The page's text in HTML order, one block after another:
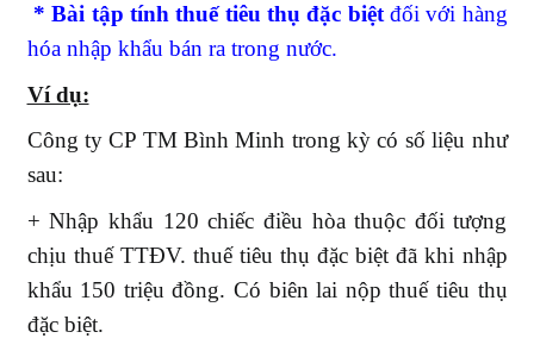
* Bài tập tính thuế tiêu thụ đặc biệtđối với hàng
hóa nhập khẩu bán ra trong nước.
Ví dụ:
Công ty CP TM Bình Minh trong kỳ có số liệu như
sau:
+ Nhập khẩu 120 chiếc điều hòa thuộc đối tượng
chịu thuế TTĐV. thuế tiêu thụ đặc biệt đã khi nhập
khẩu 150 triệu đồng. Có biên lai nộp thuế tiêu thụ
đặc biệt.